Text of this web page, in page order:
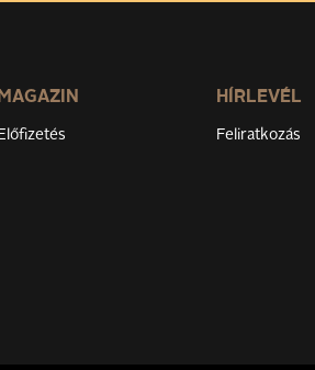
MAGAZIN
Előfizetés
HÍRLEVÉL
Feliratkozás